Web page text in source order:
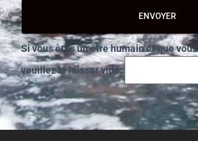
Si vous êtes un être humain et que
veuillez le laisser vide.